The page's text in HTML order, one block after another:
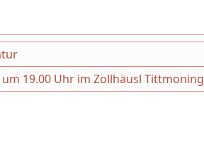
19.00 Uhr im Zollhäusl Tittmoning